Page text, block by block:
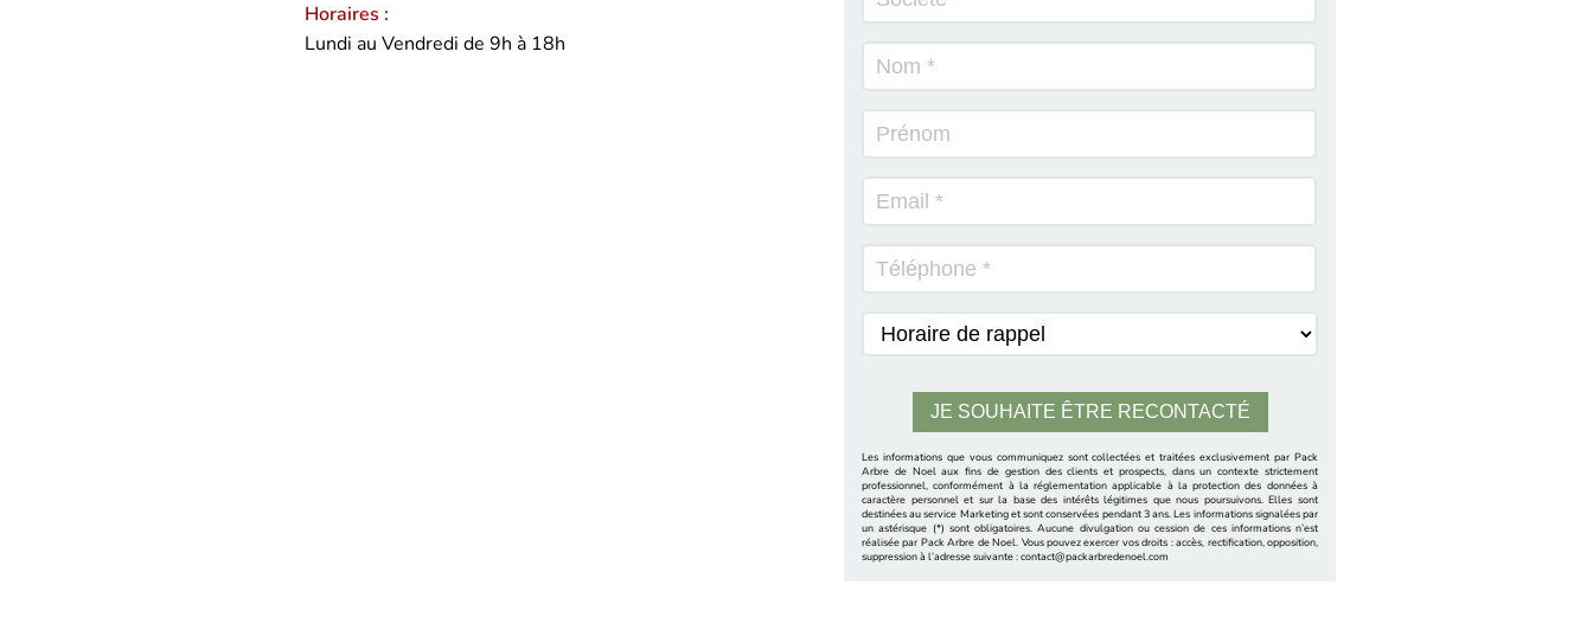
Horaires :
Lundi au Vendredi de 9h à 18h
Les informations que vous communiquez sont collectées et traitées exclusivement par Pack
Arbre de Noel aux fins de gestion des clients et prospects, dans un contexte strictement
professionnel, conformément à la réglementation applicable à la protection des données à
caractère personnel et sur la base des intérêts légitimes que nous poursuivons. Elles sont
destinées au service Marketing et sont conservées pendant 3 ans. Les informations signalées par
un astérisque (*) sont obligatoires. Aucune divulgation ou cession de ces informations n’est
réalisée par Pack Arbre de Noel. Vous pouvez exercer vos droits : accès, rectification, opposition,
suppression à l’adresse suivante : contact@packarbredenoel.com